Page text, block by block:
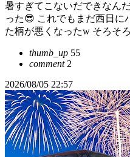
暑すぎてこないだできなん
った😎 これでもまだ西日に
た柄が悪くなったw そろそ
thumb_up 55
comment2
2026/08/05 22:57